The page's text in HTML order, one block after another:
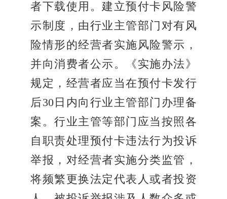
者下载使用。建立预付卡风险警
示制度，由行业主管部门对有风
险情形的经营者实施风险警示，
并向消费者公示。《实施办法》
规定，经营者应当在预付卡发行
后30日内向行业主管部门办理备
案。行业主管等部门应当按照各
自职责处理预付卡违法行为投诉
举报，对经营者实施分类监管，
将频繁更换法定代表人或者投资